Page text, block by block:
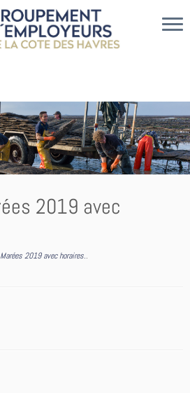
2019 avec
2019 avec horaires..
panel